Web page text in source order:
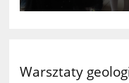
Warsztaty